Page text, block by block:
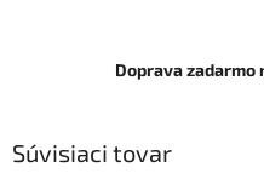
Doprava zadarmo
Súvisiaci tovar